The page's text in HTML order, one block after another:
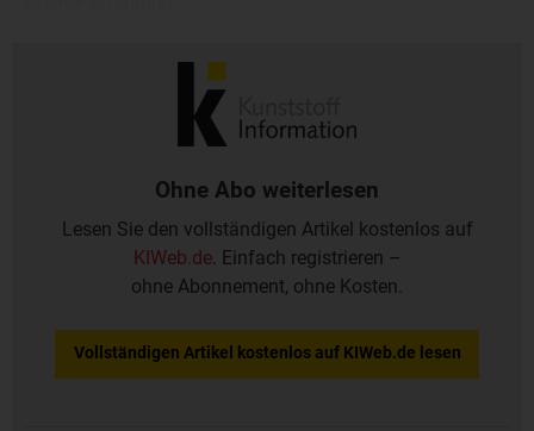
Ohne Abo weiterlesen
Lesen Sie den vollständigen Artikel kostenlos auf
KIWeb.de. Einfach registrieren –
ohne Abonnement, ohne Kosten.
Vollständigen Artikel kostenlos auf KIWeb.de lesen